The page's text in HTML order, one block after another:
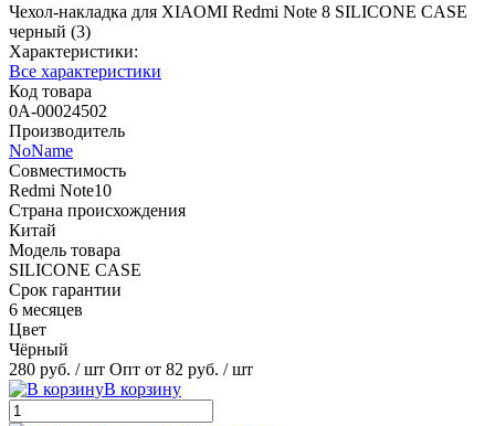
Чехол-накладка для XIAOMI Redmi Note 8 SILICONE CASE
черный (3)
Характеристики:
Все характеристики
Код товара
0А-00024502
Производитель
NoName
Совместимость
Redmi Note10
Страна происхождения
Китай
Модель товара
SILICONE CASE
Срок гарантии
6 месяцев
Цвет
Чёрный
280 руб. / шт Опт от 82 руб. / шт
В корзину